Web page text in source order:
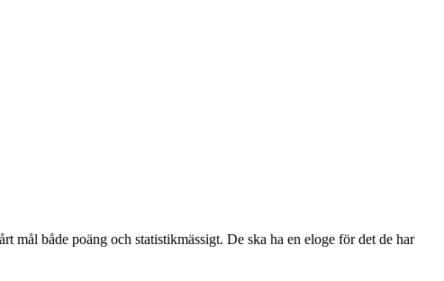
både poäng och statistikmässigt. De ska ha en eloge för det de har